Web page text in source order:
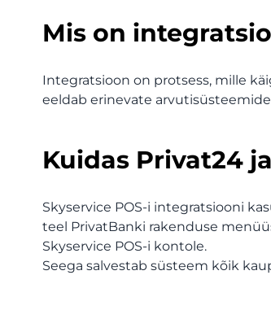
Mis on
Integratsioon on protsess, mille
eeldab erinevate
Kuidas Privat24
Skyservice POS-i integratsiooni
teel PrivatBanki rakenduse
Skyservice POS-i kontole.
Seega salvestab süsteem kõik